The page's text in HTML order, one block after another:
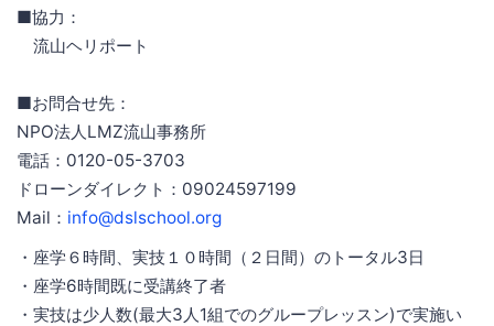
■協力：
流山ヘリポート
■お問合せ先：
NPO法人LMZ流山事務所
電話：0120-05-3703
ドローンダイレクト：09024597199
Mail： info@dslschool.org
・座学６時間、実技１０時間（２日間）のトータル3日
・座学6時間既に受講終了者
・実技は少人数(最大3人1組でのグループレッスン)で実施い